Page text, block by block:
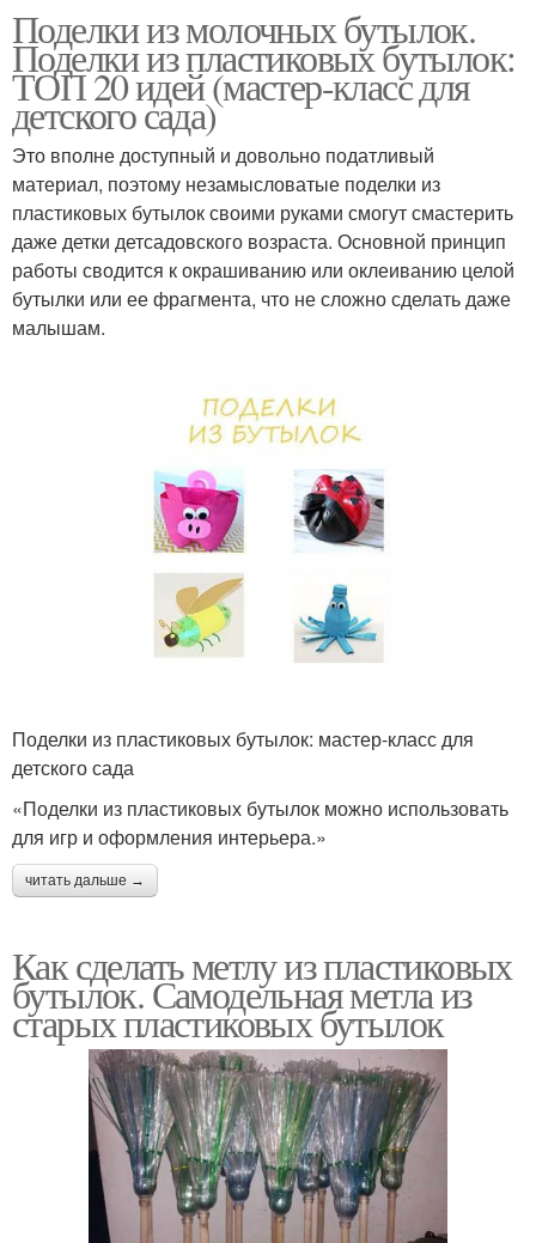
Поделки из молочных бутылок.
Поделки из пластиковых бутылок:
ТОП 20 идей (мастер-класс для
детского сада)
Это вполне доступный и довольно податливый
материал, поэтому незамысловатые поделки из
пластиковых бутылок своими руками смогут смастерить
даже детки детсадовского возраста. Основной принцип
работы сводится к окрашиванию или оклеиванию целой
бутылки или ее фрагмента, что не сложно сделать даже
малышам.
Поделки из пластиковых бутылок: мастер-класс для
детского сада
«Поделки из пластиковых бутылок можно использовать
для игр и оформления интерьера.»
читать дальше →
Как сделать метлу из пластиковых
бутылок. Самодельная метла из
старых пластиковых бутылок